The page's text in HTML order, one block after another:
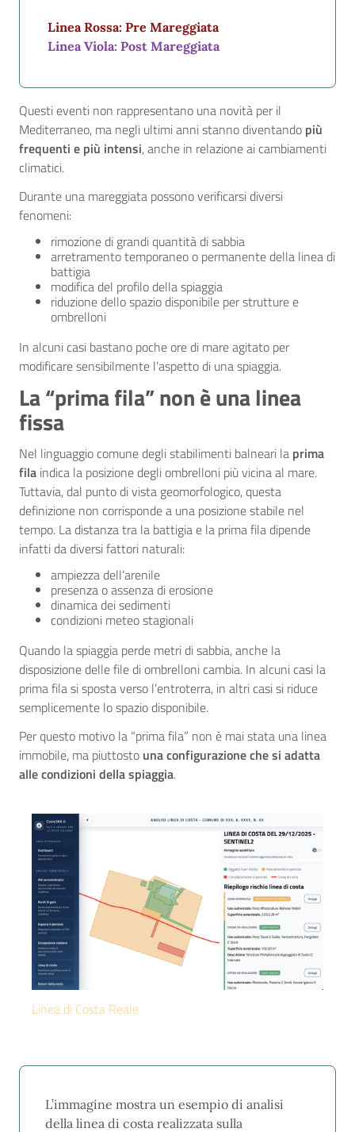
Linea Rossa: Pre Mareggiata
Linea Viola: Post Mareggiata
Questi eventi non rappresentano una novità per il
Mediterraneo, ma negli ultimi anni stanno diventando più
frequenti e più intensi, anche in relazione ai cambiamenti
climatici.
Durante una mareggiata possono verificarsi diversi
fenomeni:
rimozione di grandi quantità di sabbia
arretramento temporaneo o permanente della linea di
battigia
modifica del profilo della spiaggia
riduzione dello spazio disponibile per strutture e
ombrelloni
In alcuni casi bastano poche ore di mare agitato per
modificare sensibilmente l’aspetto di una spiaggia.
La “prima fila” non è una linea
fissa
Nel linguaggio comune degli stabilimenti balneari la prima
fila indica la posizione degli ombrelloni più vicina al mare.
Tuttavia, dal punto di vista geomorfologico, questa
definizione non corrisponde a una posizione stabile nel
tempo. La distanza tra la battigia e la prima fila dipende
infatti da diversi fattori naturali:
ampiezza dell’arenile
presenza o assenza di erosione
dinamica dei sedimenti
condizioni meteo stagionali
Quando la spiaggia perde metri di sabbia, anche la
disposizione delle file di ombrelloni cambia. In alcuni casi la
prima fila si sposta verso l’entroterra, in altri casi si riduce
semplicemente lo spazio disponibile.
Per questo motivo la “prima fila” non è mai stata una linea
immobile, ma piuttosto una configurazione che si adatta
alle condizioni della spiaggia.
Linea di Costa Reale
L’immagine mostra un esempio di analisi
della linea di costa realizzata sulla